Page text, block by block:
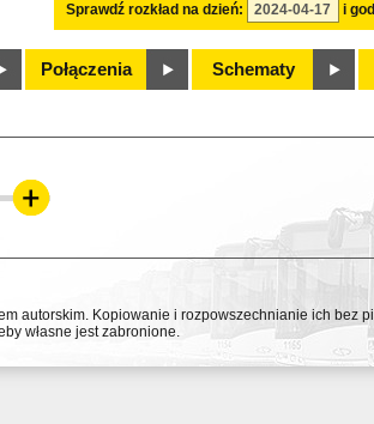
Sprawdź rozkład na dzień: i
Połączenia Schematy
autorskim. Kopiowanie i rozpowszechnianie ich bez
własne jest zabronione.